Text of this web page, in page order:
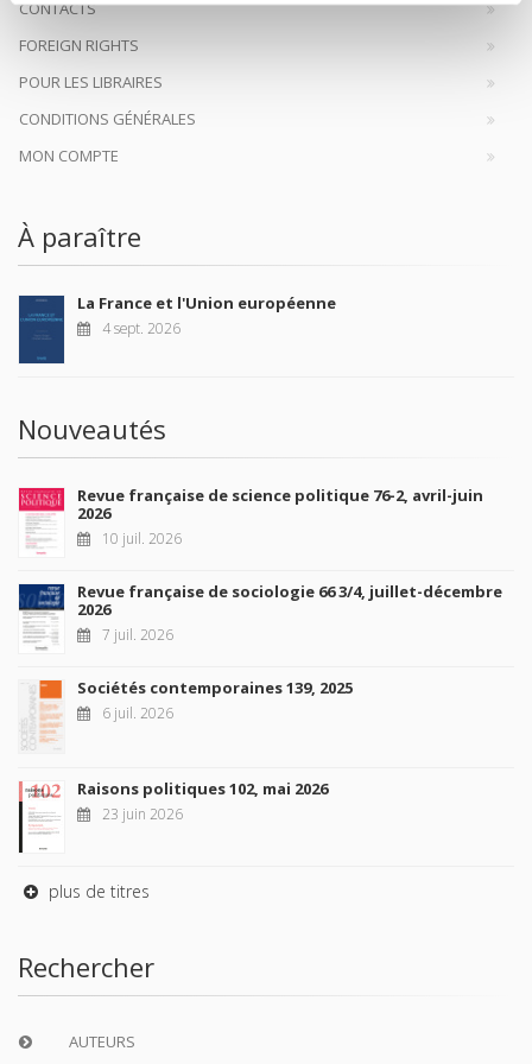
CONTACTS
FOREIGN RIGHTS
POUR LES LIBRAIRES
CONDITIONS GÉNÉRALES
MON COMPTE
À paraître
La France et l'Union européenne
4 sept. 2026
Nouveautés
Revue française de science politique 76-2, avril-juin
2026
10 juil. 2026
Revue française de sociologie 66 3/4, juillet-décembre
2026
7 juil. 2026
Sociétés contemporaines 139, 2025
6 juil. 2026
Raisons politiques 102, mai 2026
23 juin 2026
plus de titres
Rechercher
AUTEURS